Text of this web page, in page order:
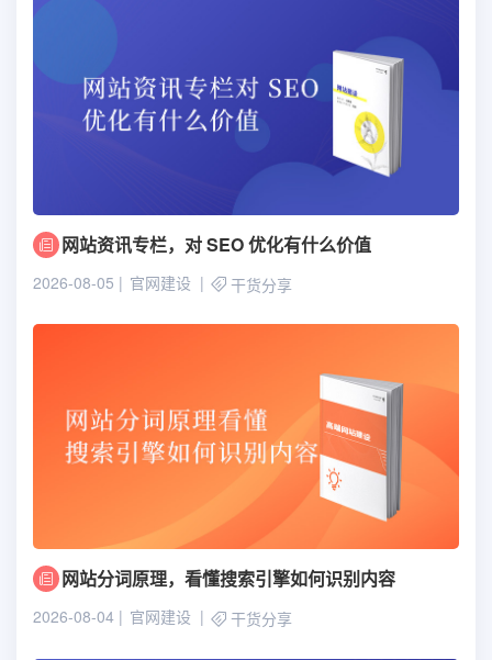
网站资讯专栏，对 SEO 优化有什么价值
2026-08-05 官网建设 干货分享
网站分词原理，看懂搜索引擎如何识别内容
2026-08-04 官网建设 干货分享